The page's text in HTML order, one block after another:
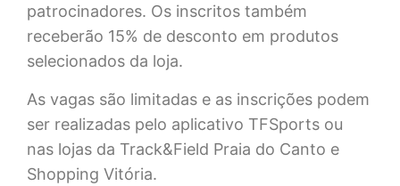
patrocinadores. Os inscritos também
receberão 15% de desconto em produtos
selecionados da loja.
As vagas são limitadas e as inscrições podem
ser realizadas pelo aplicativo TFSports ou
nas lojas da Track&Field Praia do Canto e
Shopping Vitória.